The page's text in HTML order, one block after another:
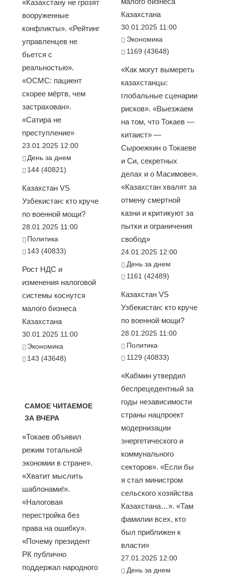
«Казахстану не грозят
вооруженные
конфликты». «Рейтинг
управленцев не
бьется с
реальностью».
«ОСМС: пациент
скорее мёртв, чем
застрахован».
«Сатира не
преступление»
23.01.2025 12:00
День за днем
144 (40821)
Казахстан VS
Узбекистан: кто круче
по военной мощи?
28.01.2025 11:00
Политика
143 (40833)
Рост НДС и
изменения налоговой
системы коснутся
малого бизнеса
Казахстана
30.01.2025 11:00
Экономика
143 (43648)
САМОЕ ЧИТАЕМОЕ
ЗА ВЧЕРА
«Токаев объявил
режим тотальной
экономии в стране».
«Хватит мыслить
шаблонами!».
«Налоговая
перестройка без
права на ошибку».
«Почему президент
РК публично
поддержал народного
Казахстана
30.01.2025 11:00
Экономика
1169 (43648)
«Как могут вымереть
казахстанцы:
глобальные сценарии
рисков». «Выезжаем
на том, что Токаев —
китаист» —
Сыроежкин о Токаеве
и Си, секретных
делах и о Масимове».
«Казахстан хвалят за
отмену смертной
казни и критикуют за
пытки и ограничения
свобод»
24.01.2025 12:00
День за днем
1161 (42489)
Казахстан VS
Узбекистан: кто круче
по военной мощи?
28.01.2025 11:00
Политика
1129 (40833)
«Кабмин утвердил
беспрецедентный за
годы независимости
страны нацпроект
модернизации
энергетического и
коммунального
секторов». «Если бы
я стал министром
сельского хозяйства
Казахстана…». «Там
фамилии всех, кто
был приближен к
власти»
27.01.2025 12:00
День за днем